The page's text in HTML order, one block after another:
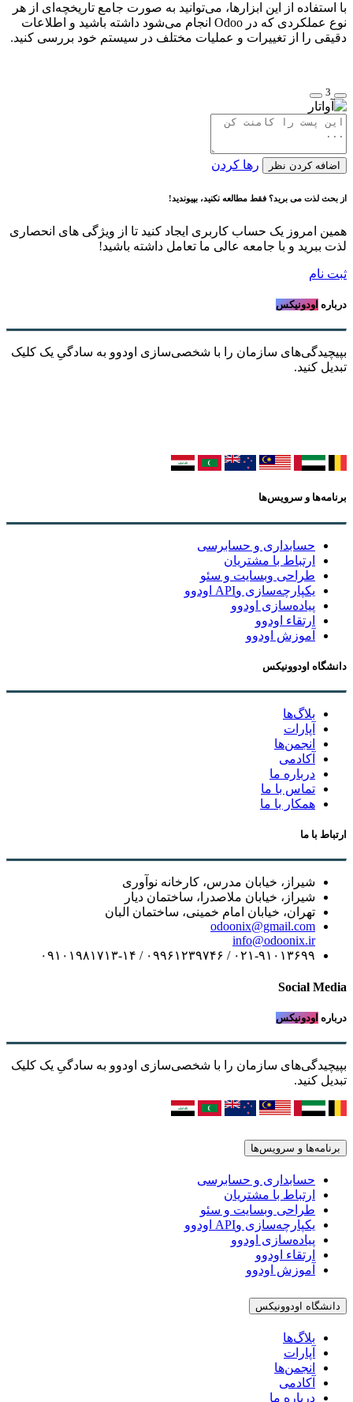
با استفاده از این ابزارها، می‌توانید به صورت جامع تاریخچه‌ای از هر
نوع عملکردی که در Odoo انجام می‌شود داشته باشید و اطلاعات
دقیقی را از تغییرات و عملیات مختلف در سیستم خود بررسی کنید.
3
اضافه کردن نظر رها کردن
از بحث لذت می برید؟ فقط مطالعه نکنید، بپیوندید!
همین امروز یک حساب کاربری ایجاد کنید تا از ویژگی های انحصاری
لذت ببرید و با جامعه عالی ما تعامل داشته باشید!
ثبت نام
درباره اودونیکس
بپیچیدگی‌های سازمان را با شخصی‌سازی اودوو به سادگیِ یک کلیک
تبدیل کنید.
برنامه‌ها و سرویس‌ها
حسابداری و حسابرسی
ارتباط با مشتریان
طراحی وبسایت و سئو
یکپارچه‌سازی وAPI اودوو
پیاده‌سازی اودوو
ارتقاء اودوو
آموزش اودوو
دانشگاه اودوونیکس
بلاگ‌ها
آپارات
انجمن‌ها
آکادمی
درباره ما
تماس با ما
همکار با ما
ارتباط با ما
شیراز، خیابان مدرس، کارخانه نوآوری
شیراز، خیابان ملاصدرا، ساختمان دیار
تهران، خیابان امام خمینی، ساختمان البان
odoonix@gmail.com
info@odoonix.ir
۰۲۱-۹۱۰۱۳۶۹۹ / ۰۹۹۶۱۲۳۹۷۴۶ / ۰۹۱۰۱۹۸۱۷۱۳-۱۴
Social Media
درباره اودونیکس
بپیچیدگی‌های سازمان را با شخصی‌سازی اودوو به سادگیِ یک کلیک
تبدیل کنید.
برنامه‌ها و سرویس‌ها
حسابداری و حسابرسی
ارتباط با مشتریان
طراحی وبسایت و سئو
یکپارچه‌سازی وAPI اودوو
پیاده‌سازی اودوو
ارتقاء اودوو
آموزش اودوو
دانشگاه اودوونیکس
بلاگ‌ها
آپارات
انجمن‌ها
آکادمی
درباره ما